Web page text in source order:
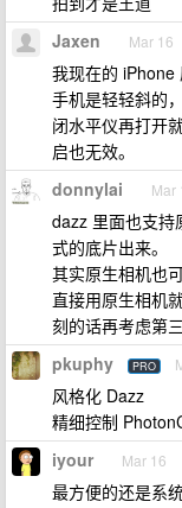
Jaxen Mar 16
我现在的 iPhone
手机是轻轻斜的
闭水平仪再打开
启也无效。
donnylai Mar
dazz 里面也支持
式的底片出来。
其实原生相机也
直接用原生相机
刻的话再考虑第
pkuphy PRO
风格化 Dazz
精细控制
iyour Mar 16
最方便的还是系